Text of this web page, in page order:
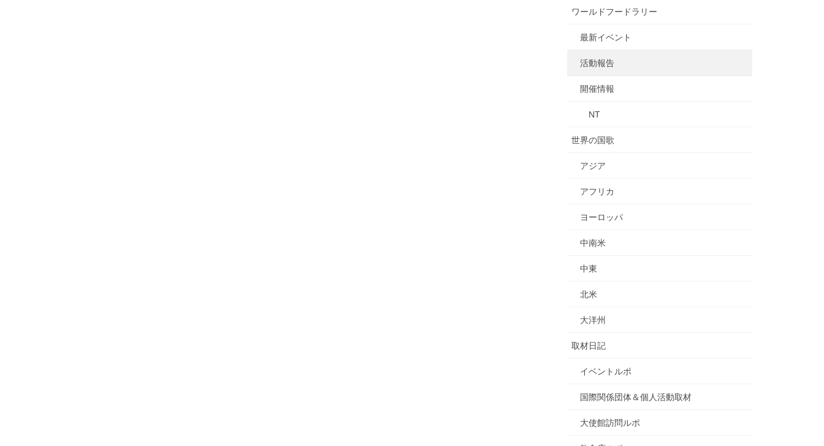
ワールドフードラリー
最新イベント
活動報告
開催情報
NT
世界の国歌
アジア
アフリカ
ヨーロッパ
中南米
中東
北米
大洋州
取材日記
イベントルポ
国際関係団体＆個人活動取材
大使館訪問ルポ